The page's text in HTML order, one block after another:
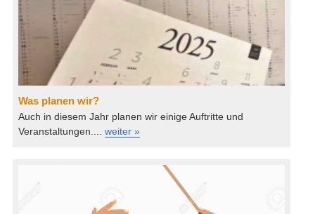
Was planen wir?
Auch in diesem Jahr planen wir einige Auftritte und
Veranstaltungen....weiter »